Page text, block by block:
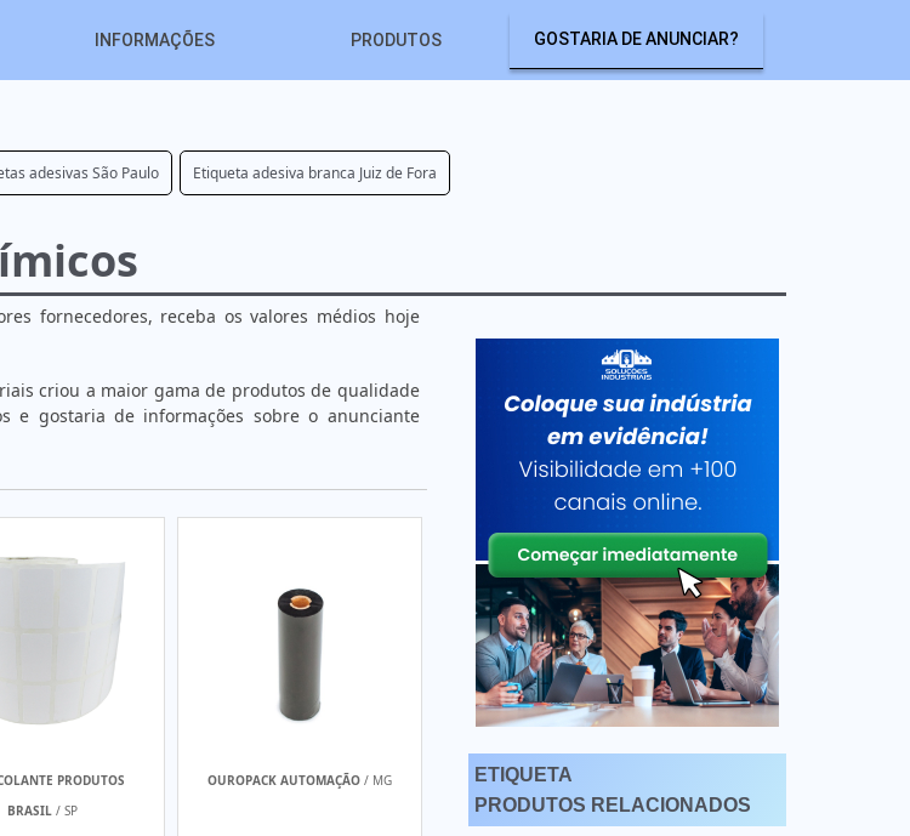
INFORMAÇÕES PRODUTOS GOSTARIA DE ANUNCIAR?
adesivas São Paulo Etiqueta adesiva branca Juiz de Fora
fornecedores, receba os valores médios hoje
criou a maior gama de produtos de qualidade
e gostaria de informações sobre o anunciante
PRODUTOS
BRASIL / SP
OUROPACK AUTOMAÇÃO/ MG
ETIQUETA
PRODUTOS RELACIONADOS